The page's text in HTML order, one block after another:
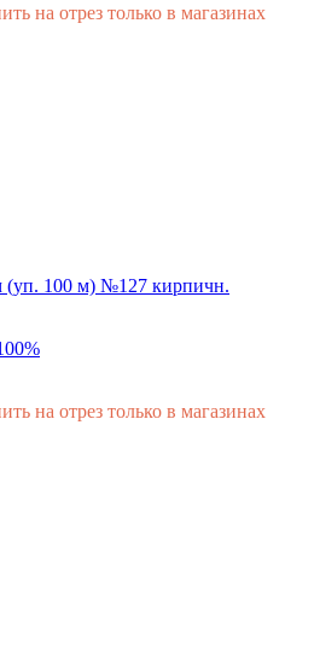
на отрез только в магазинах
100 м) №127 кирпичн.
на отрез только в магазинах